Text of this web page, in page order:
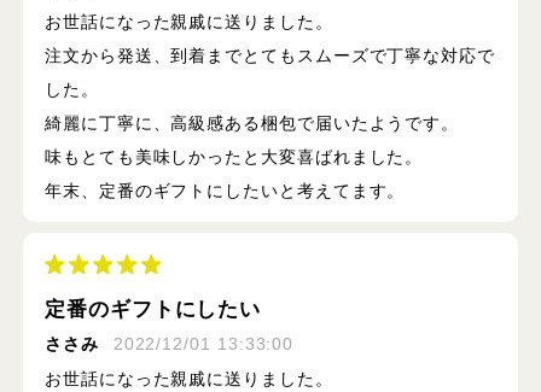
お世話になった親戚に送りました。
注文から発送、到着までとてもスムーズで丁寧な対応で
した。
綺麗に丁寧に、高級感ある梱包で届いたようです。
味もとても美味しかったと大変喜ばれました。
年末、定番のギフトにしたいと考えてます。
定番のギフトにしたい
ささみ
2022/12/01 13:33:00
お世話になった親戚に送りました。